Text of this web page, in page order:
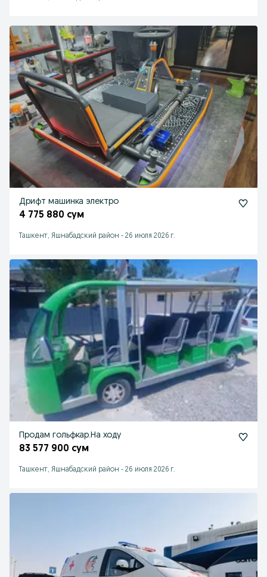
Дрифт машинка электро
4 775 880 сум
Ташкент, Яшнабадский район - 26 июля 2026 г.
Продам гольфкар.На ходу
83 577 900 сум
Ташкент, Яшнабадский район - 26 июля 2026 г.